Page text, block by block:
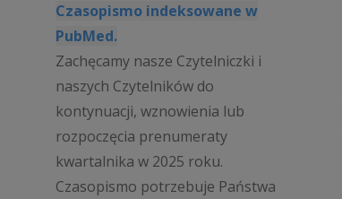
Czasopismo indeksowane w
PubMed.
Zachęcamy nasze Czytelniczki i
naszych Czytelników do
kontynuacji, wznowienia lub
rozpoczęcia prenumeraty
kwartalnika w 2025 roku.
Czasopismo potrzebuje Państwa